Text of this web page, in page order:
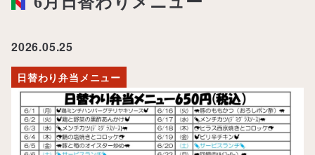
2026.05.25
日替わり弁当メニュー